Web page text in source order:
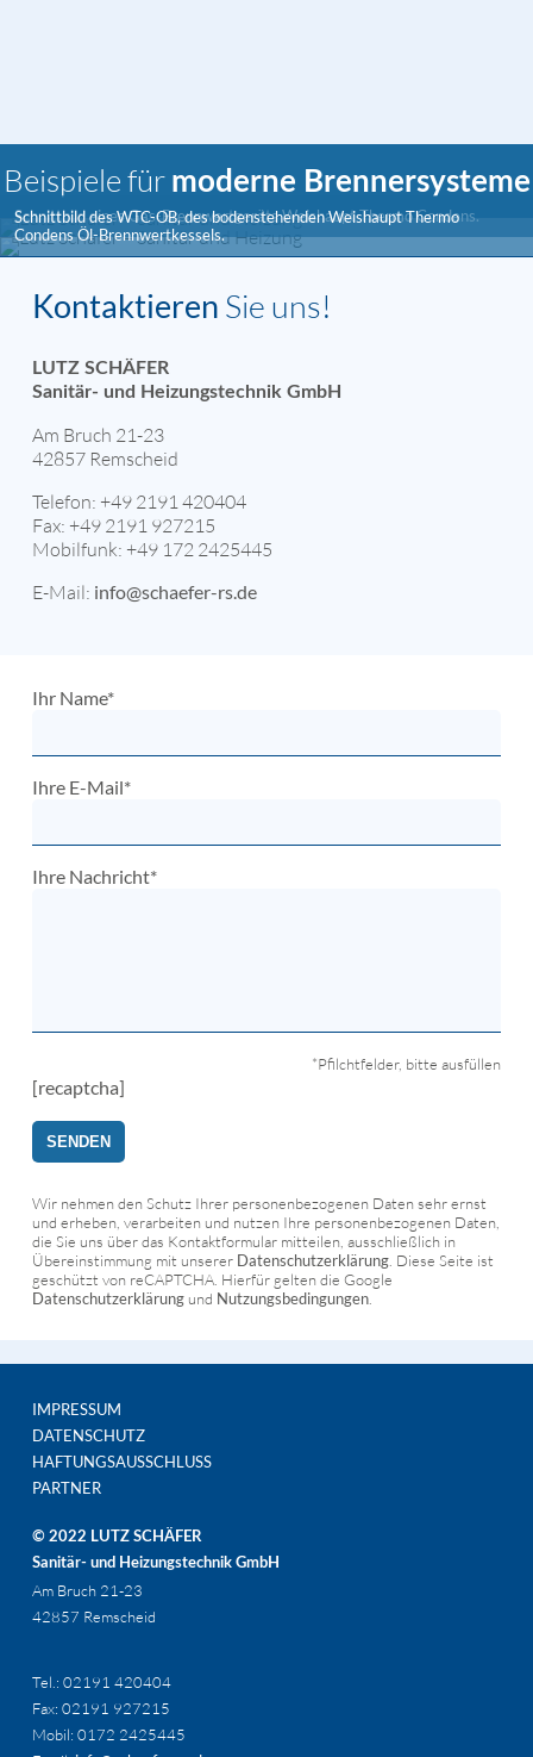
Beispiele für moderne Brennersysteme
Schnittbild eines Gas-Brennwertgeräts Weishaupt Thermo Condens.
Schnittbild des WTC-OB, des bodenstehenden Weishaupt Thermo
Condens Öl-Brennwertkessels.
Kontaktieren Sie uns!
LUTZ SCHÄFER
Sanitär- und Heizungstechnik GmbH
Am Bruch 21-23
42857 Remscheid
Telefon: +49 2191 420404
Fax: +49 2191 927215
Mobilfunk: +49 172 2425445
E-Mail: info@schaefer-rs.de
Ihr Name*
Ihre E-Mail*
Ihre Nachricht*
*Pfilchtfelder, bitte ausfüllen
[recaptcha]
Wir nehmen den Schutz Ihrer personenbezogenen Daten sehr ernst
und erheben, verarbeiten und nutzen Ihre personenbezogenen Daten,
die Sie uns über das Kontaktformular mitteilen, ausschließlich in
Übereinstimmung mit unserer Datenschutzerklärung. Diese Seite ist
geschützt von reCAPTCHA. Hierfür gelten die Google
Datenschutzerklärungund Nutzungsbedingungen.
IMPRESSUM
DATENSCHUTZ
HAFTUNGSAUSSCHLUSS
PARTNER
© 2022 LUTZ SCHÄFER
Sanitär- und Heizungstechnik GmbH
Am Bruch 21-23
42857 Remscheid
Tel.: 02191 420404
Fax: 02191 927215
Mobil: 0172 2425445